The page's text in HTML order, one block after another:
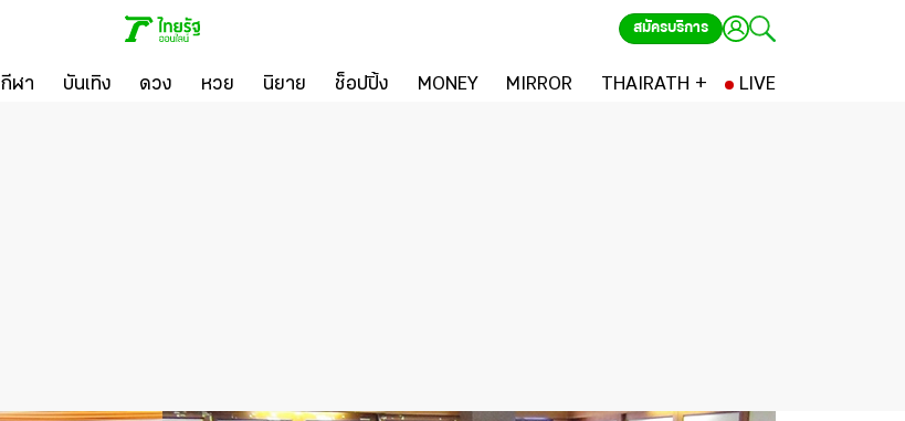
สมัครบริการ
กีฬา บันเทิง ดวง หวย นิยาย ช็อปปิ้ง MONEY MIRROR THAIRATH + LIVE